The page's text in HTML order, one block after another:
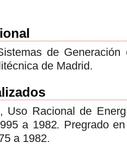
de
de Madrid.
Uso Racional de
a 1982. Pregrado
a 1982.